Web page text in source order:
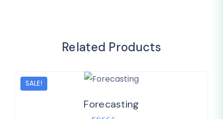
Related Products
SALE!
Forecasting